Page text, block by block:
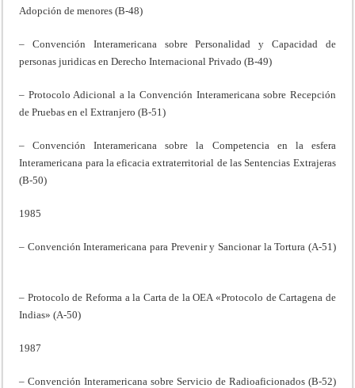
Adopción de menores (B-48)
– Convención Interamericana sobre Personalidad y Capacidad de
personas juridicas en Derecho Internacional Privado (B-49)
– Protocolo Adicional a la Convención Interamericana sobre Recepción
de Pruebas en el Extranjero (B-51)
– Convención Interamericana sobre la Competencia en la esfera
Interamericana para la eficacia extraterritorial de las Sentencias Extrajeras
(B-50)
1985
– Convención Interamericana para Prevenir y Sancionar la Tortura (A-51)
– Protocolo de Reforma a la Carta de la OEA «Protocolo de Cartagena de
Indias» (A-50)
1987
– Convención Interamericana sobre Servicio de Radioaficionados (B-52)